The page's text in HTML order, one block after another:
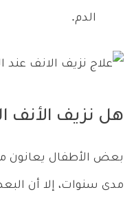
الدم.
هل نزيف الأنف
بعض الأطفال يعانون
مدى سنوات، إلا أن